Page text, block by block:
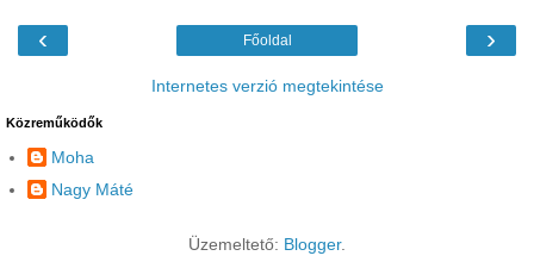
‹ ›
Főoldal
Internetes verzió megtekintése
Közreműködők
Moha
Nagy Máté
Üzemeltető: Blogger.